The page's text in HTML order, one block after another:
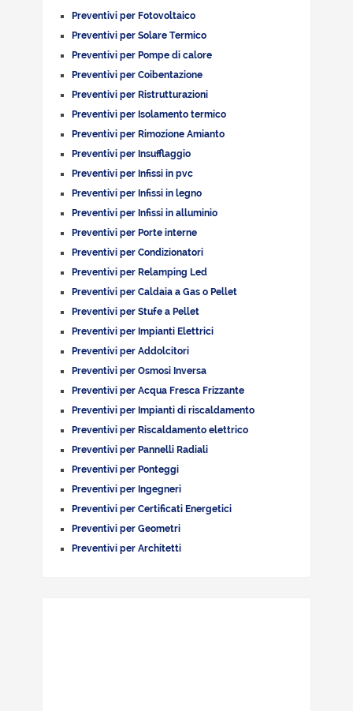
Preventivi per Fotovoltaico
Preventivi per Solare Termico
Preventivi per Pompe di calore
Preventivi per Coibentazione
Preventivi per Ristrutturazioni
Preventivi per Isolamento termico
Preventivi per Rimozione Amianto
Preventivi per Insufflaggio
Preventivi per Infissi in pvc
Preventivi per Infissi in legno
Preventivi per Infissi in alluminio
Preventivi per Porte interne
Preventivi per Condizionatori
Preventivi per Relamping Led
Preventivi per Caldaia a Gas o Pellet
Preventivi per Stufe a Pellet
Preventivi per Impianti Elettrici
Preventivi per Addolcitori
Preventivi per Osmosi Inversa
Preventivi per Acqua Fresca Frizzante
Preventivi per Impianti di riscaldamento
Preventivi per Riscaldamento elettrico
Preventivi per Pannelli Radiali
Preventivi per Ponteggi
Preventivi per Ingegneri
Preventivi per Certificati Energetici
Preventivi per Geometri
Preventivi per Architetti